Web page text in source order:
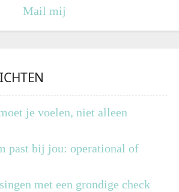
Mail mij
je voelen, niet alleen
past bij jou: operational of
met een grondige check